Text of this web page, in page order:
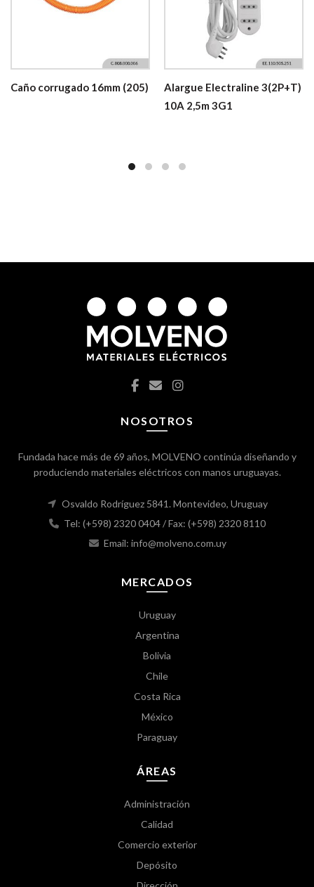
Caño corrugado 16mm (205)
Alargue Electraline 3(2P+T)
10A 2,5m 3G1
NOSOTROS
Fundada hace más de 69 años, MOLVENO continúa diseñando y
produciendo materiales eléctricos con manos uruguayas.
Osvaldo Rodríguez 5841. Montevideo, Uruguay
Tel: (+598) 2320 0404/ Fax: (+598) 2320 8110
Email: info@molveno.com.uy
MERCADOS
Uruguay
Argentina
Bolivia
Chile
Costa Rica
México
Paraguay
ÁREAS
Administración
Calidad
Comercio exterior
Depósito